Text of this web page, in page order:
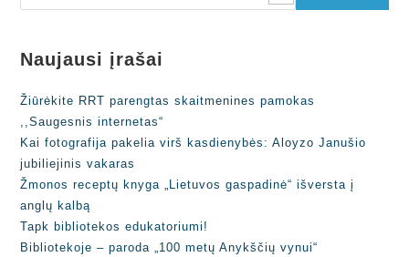
Naujausi įrašai
Žiūrėkite RRT parengtas skaitmenines pamokas
,,Saugesnis internetas“
Kai fotografija pakelia virš kasdienybės: Aloyzo Janušio
jubiliejinis vakaras
Žmonos receptų knyga „Lietuvos gaspadinė“ išversta į
anglų kalbą
Tapk bibliotekos edukatoriumi!
Bibliotekoje – paroda „100 metų Anykščių vynui“